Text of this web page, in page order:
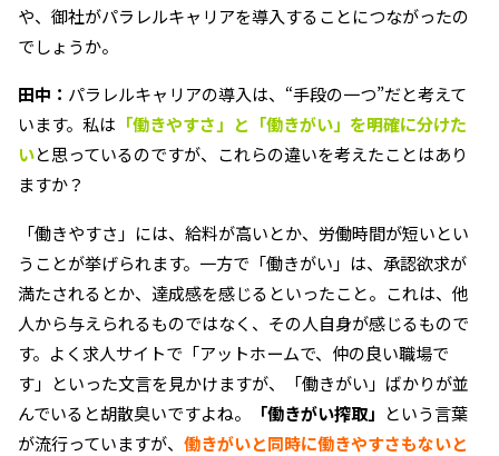
や、御社がパラレルキャリアを導入することにつながったの
でしょうか。
田中： パラレルキャリアの導入は、“手段の一つ”だと考えて
います。私は 「働きやすさ」と「働きがい」を明確に分けた
いと思っているのですが、これらの違いを考えたことはあり
ますか？
「働きやすさ」には、給料が高いとか、労働時間が短いとい
うことが挙げられます。一方で「働きがい」は、承認欲求が
満たされるとか、達成感を感じるといったこと。これは、他
人から与えられるものではなく、その人自身が感じるもので
す。よく求人サイトで「アットホームで、仲の良い職場で
す」といった文言を見かけますが、「働きがい」ばかりが並
んでいると胡散臭いですよね。
「働きがい搾取」 という言葉
が流行っていますが、働きがいと同時に働きやすさもないと